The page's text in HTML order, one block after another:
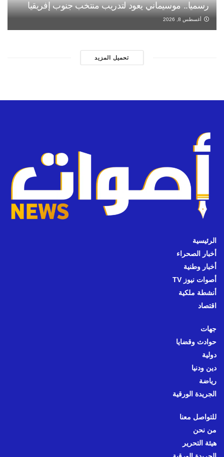
رسميا.. موسيماني يعود لتدريب منتخب جنوب إفريقيا
أغسطس 8, 2026
تحميل المزيد
الرئيسية
أخبار الصحراء
أخبار وطنية
أصوات نيوز TV
أنشطة ملكية
اقتصاد
جهات
حوادث وقضايا
دولية
دين ودنيا
رياضة
الجريدة الورقية
للتواصل معنا
من نحن
هيئة التحرير